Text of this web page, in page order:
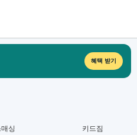
혜택 받기
매싱 키드짐